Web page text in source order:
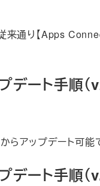
来通り【Apps
プデート手順
らアップデート可能
プデート手順